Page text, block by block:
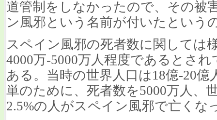
道管制をしなかったので、その被
ン風邪という名前が付いたという
スペイン風邪の死者数に関しては
4000万-5000万人程度であるとさ
ある。当時の世界人口は18億-20
単のために、死者数を5000万人、
2.5%の人がスペイン風邪で亡くな